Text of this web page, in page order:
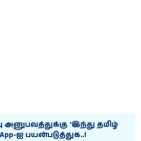
அனுபவத்துக்கு ‘இந்து தமிழ்
ஐ பயன்படுத்துக..!